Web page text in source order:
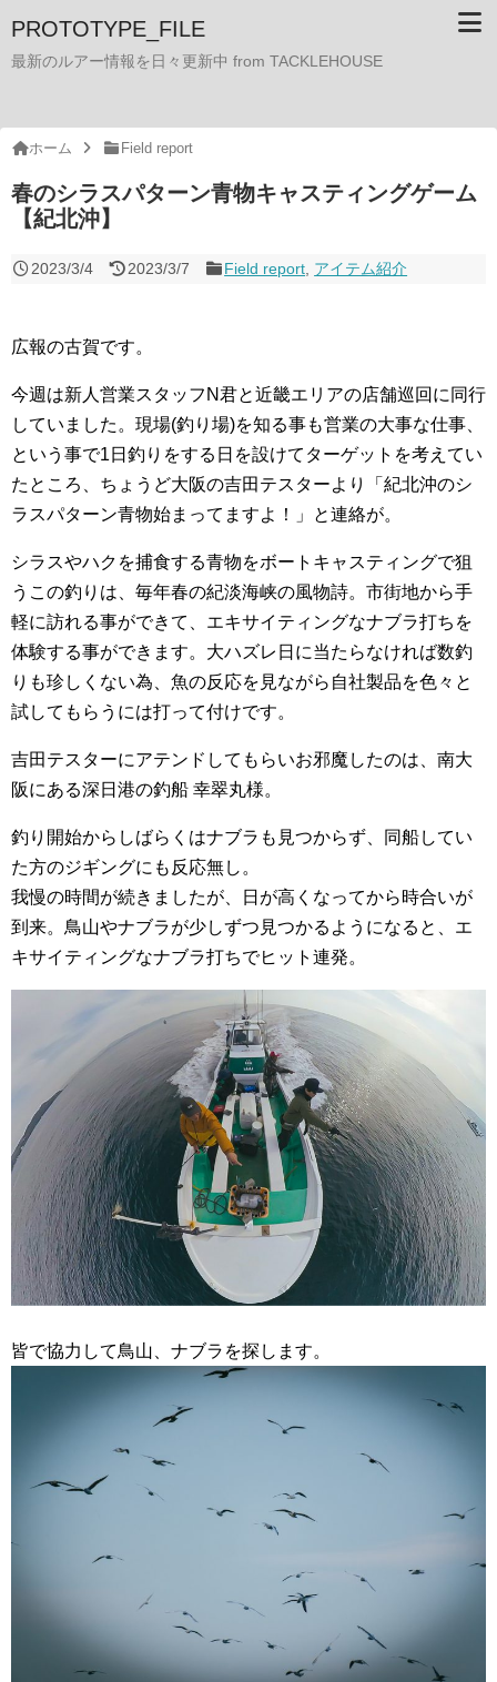
PROTOTYPE_FILE
最新のルアー情報を日々更新中 from TACKLEHOUSE
ホーム Field report
春のシラスパターン青物キャスティングゲーム
【紀北沖】
2023/3/4 2023/3/7 Field report アイテム紹介
広報の古賀です。
今週は新人営業スタッフN君と近畿エリアの店舗巡回に同行
していました。現場(釣り場)を知る事も営業の大事な仕事、
という事で1日釣りをする日を設けてターゲットを考えてい
たところ、ちょうど大阪の吉田テスターより「紀北沖のシ
ラスパターン青物始まってますよ！」と連絡が。
シラスやハクを捕食する青物をボートキャスティングで狙
うこの釣りは、毎年春の紀淡海峡の風物詩。市街地から手
軽に訪れる事ができて、エキサイティングなナブラ打ちを
体験する事ができます。大ハズレ日に当たらなければ数釣
りも珍しくない為、魚の反応を見ながら自社製品を色々と
試してもらうには打って付けです。
吉田テスターにアテンドしてもらいお邪魔したのは、南大
阪にある深日港の釣船 幸翠丸様。
釣り開始からしばらくはナブラも見つからず、同船してい
た方のジギングにも反応無し。
我慢の時間が続きましたが、日が高くなってから時合いが
到来。鳥山やナブラが少しずつ見つかるようになると、エ
キサイティングなナブラ打ちでヒット連発。
皆で協力して鳥山、ナブラを探します。